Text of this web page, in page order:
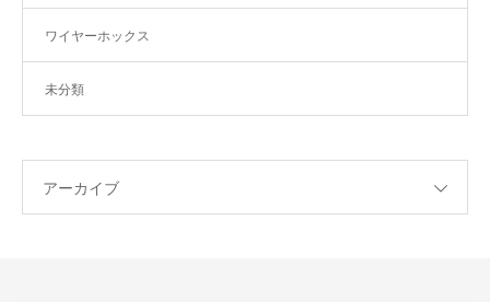
ワイヤーホックス
未分類
アーカイブ